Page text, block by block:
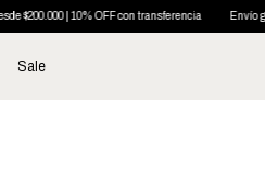
Envío gratis desde 200mil - Entregas en el día
Sale